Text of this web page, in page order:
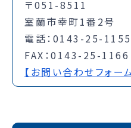
〒051-8511
室蘭市幸町1番2号
電話：0143-25-1155
FAX：0143-25-1166
【お問い合わせフォー